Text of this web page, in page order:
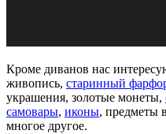
Кроме диванов нас
живопись, старинный
украшения, золотые монеты,
самовары, иконы, предметы
многое другое.